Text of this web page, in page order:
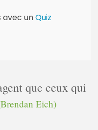
avec unQuiz
que ceux qui
Eich)